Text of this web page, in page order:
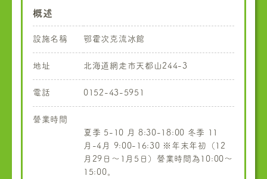
概述
設施名稱 鄂霍次克流冰館
地址 北海道網走市天都山244-3
電話 0152-43-5951
營業時間
夏季 5-10 月 8:30-18:00 冬季 11
月-4月 9:00-16:30 ※年末年初（12
月29日～1月5日）營業時間為10:00～
15:00。